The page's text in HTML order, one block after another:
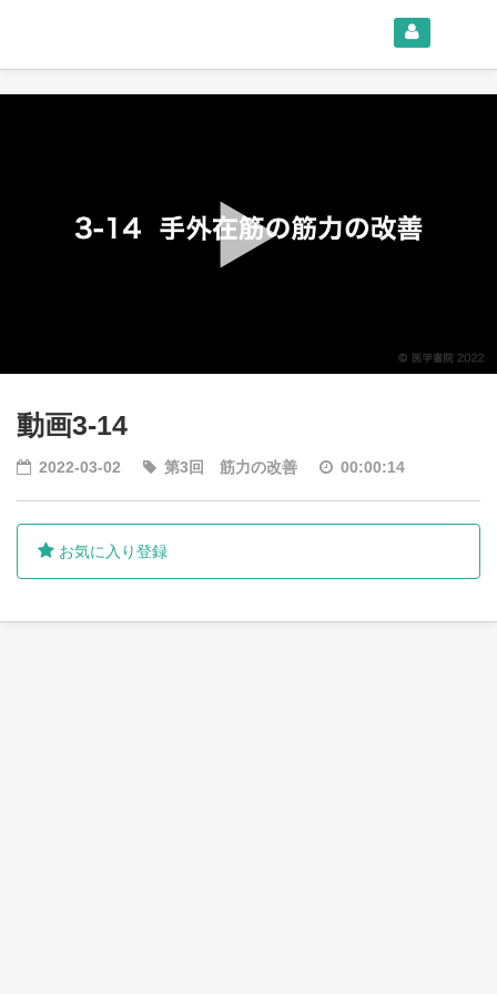
動画3-14
2022-03-02 第3回 筋力の改善 00:00:14
お気に入り登録